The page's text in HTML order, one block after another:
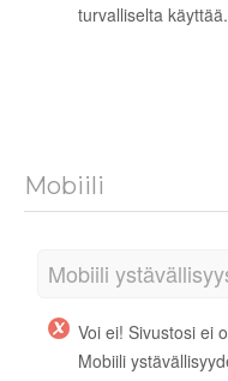
turvalliselta käyttää.
Mobiili
Mobiili
Voi ei! Sivustosi ei
Mobiili